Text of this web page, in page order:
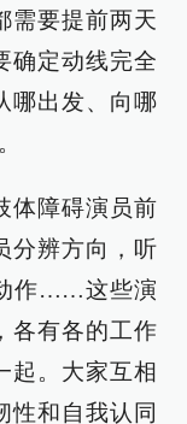
需要提前两天
确定动线完全
哪出发、向哪
体障碍演员前
分辨方向，听
作……这些演
各有各的工作
起。大家互相
性和自我认同